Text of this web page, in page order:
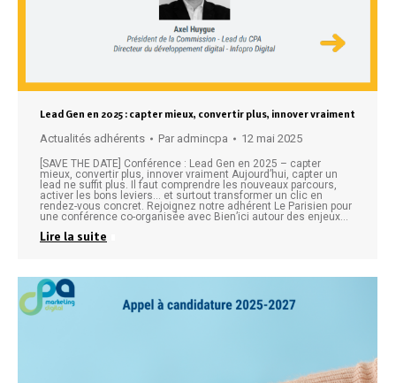
Lead Gen en 2025 : capter mieux, convertir plus, innover vraiment
Actualités adhérents Par admincpa 12 mai 2025
[SAVE THE DATE] Conférence : Lead Gen en 2025 – capter
mieux, convertir plus, innover vraiment Aujourd’hui, capter un
lead ne suffit plus. Il faut comprendre les nouveaux parcours,
activer les bons leviers… et surtout transformer un clic en
rendez-vous concret. Rejoignez notre adhérent Le Parisien pour
une conférence co-organisée avec Bien’ici autour des enjeux…
Lire la suite